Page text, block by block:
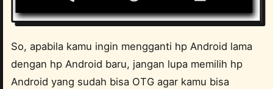
So, apabila kamu ingin mengganti hp Android lama
dengan hp Android baru, jangan lupa memilih hp
Android yang sudah bisa OTG agar kamu bisa